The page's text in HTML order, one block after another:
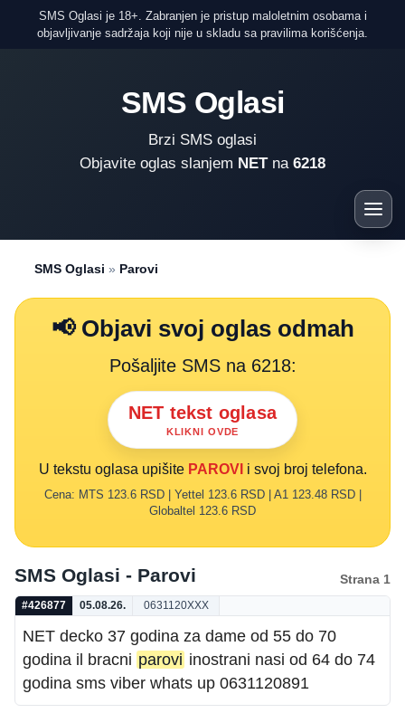
SMS Oglasi je 18+. Zabranjen je pristup maloletnim osobama i
objavljivanje sadržaja koji nije u skladu sa pravilima korišćenja.
SMS Oglasi
Brzi SMS oglasi
Objavite oglas slanjem NETna 6218
SMS Oglasi » Parovi
📢 Objavi svoj oglas odmah
Pošaljite SMS na 6218:
NET tekst oglasa
KLIKNI OVDE
U tekstu oglasa upišite PAROVI i svoj broj telefona.
Cena: MTS 123.6 RSD | Yettel 123.6 RSD | A1 123.48 RSD |
Globaltel 123.6 RSD
SMS Oglasi - Parovi Strana 1
#426877 05.08.26. 0631120XXX
NET decko 37 godina za dame od 55 do 70
godina il bracni parovi inostrani nasi od 64 do 74
godina sms viber whats up 0631120891